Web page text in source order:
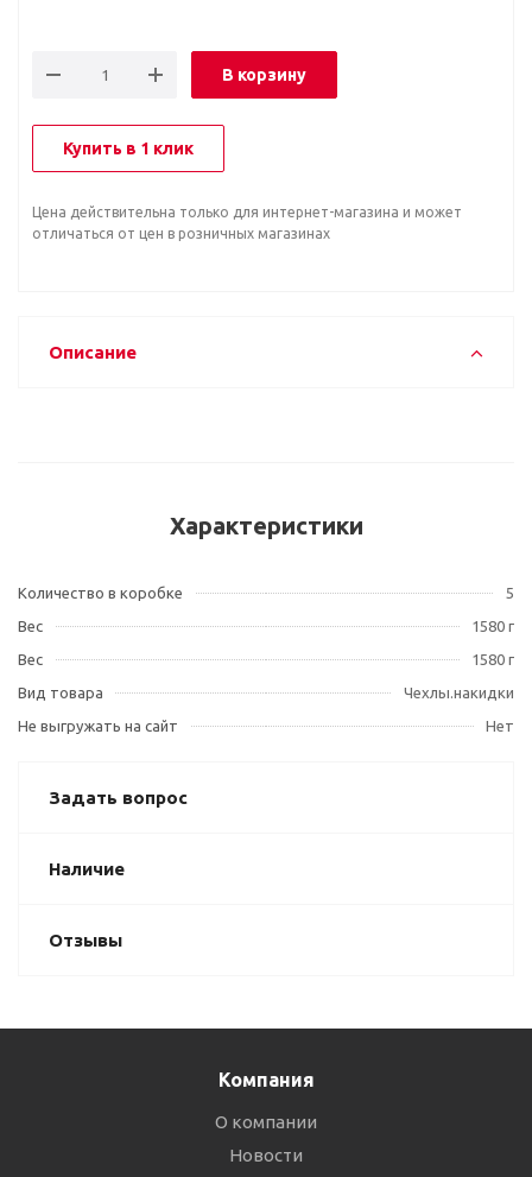
В корзину
Купить в 1 клик
Цена действительна только для интернет-магазина и может
отличаться от цен в розничных магазинах
Описание
Характеристики
Количество в коробке
5
Вес
1580 г
Вес
1580 г
Вид товара
Чехлы.накидки
Не выгружать на сайт
Нет
Задать вопрос
Наличие
Отзывы
Компания
О компании
Новости